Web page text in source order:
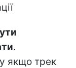
.
якщо трек